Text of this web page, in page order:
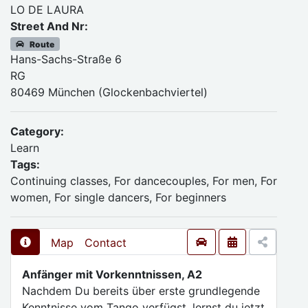
LO DE LAURA
Street And Nr:
Route
Hans-Sachs-Straße 6
RG
80469 München (Glockenbachviertel)
Category:
Learn
Tags:
Continuing classes, For dancecouples, For men, For
women, For single dancers, For beginners
Map Contact
Anfänger mit Vorkenntnissen, A2
Nachdem Du bereits über erste grundlegende